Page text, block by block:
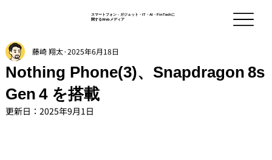
スマートフォン - ガジェット・IT・AI・FinTechに
関するWebメディア
Nothing Phone(3)、Snapdragon 8s
Gen 4 を搭載
藤崎 翔太 2025年6月18日
更新日： 2025年9月1日